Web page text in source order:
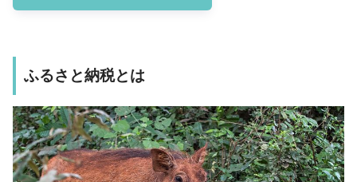
ふるさと納税とは